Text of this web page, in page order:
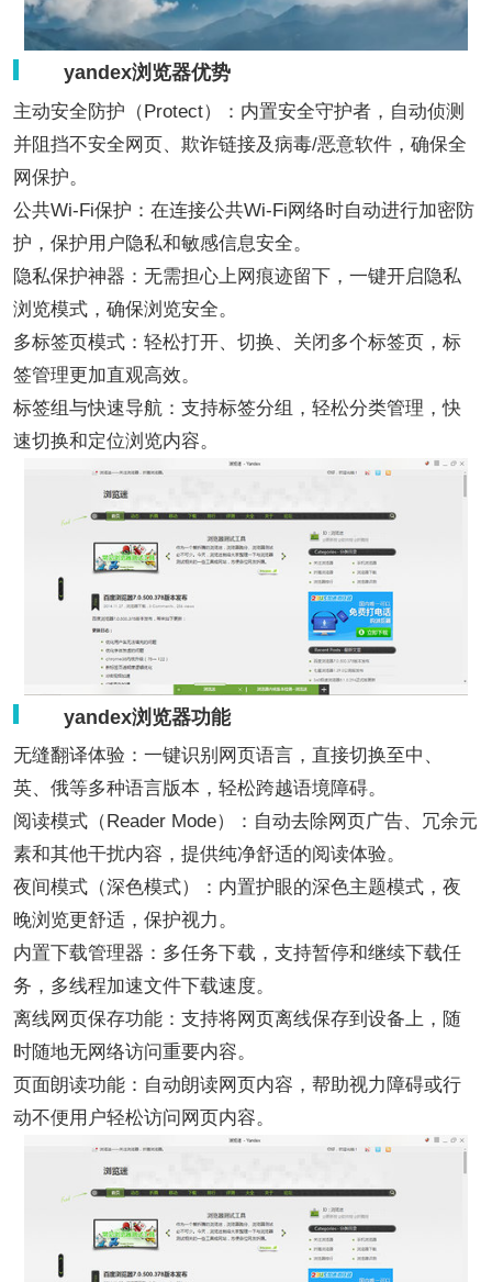
yandex浏览器优势
主动安全防护（Protect）：内置安全守护者，自动侦测
并阻挡不安全网页、欺诈链接及病毒/恶意软件，确保全
网保护。
公共Wi-Fi保护：在连接公共Wi-Fi网络时自动进行加密防
护，保护用户隐私和敏感信息安全。
隐私保护神器：无需担心上网痕迹留下，一键开启隐私
浏览模式，确保浏览安全。
多标签页模式：轻松打开、切换、关闭多个标签页，标
签管理更加直观高效。
标签组与快速导航：支持标签分组，轻松分类管理，快
速切换和定位浏览内容。
yandex浏览器功能
无缝翻译体验：一键识别网页语言，直接切换至中、
英、俄等多种语言版本，轻松跨越语境障碍。
阅读模式（Reader Mode）：自动去除网页广告、冗余元
素和其他干扰内容，提供纯净舒适的阅读体验。
夜间模式（深色模式）：内置护眼的深色主题模式，夜
晚浏览更舒适，保护视力。
内置下载管理器：多任务下载，支持暂停和继续下载任
务，多线程加速文件下载速度。
离线网页保存功能：支持将网页离线保存到设备上，随
时随地无网络访问重要内容。
页面朗读功能：自动朗读网页内容，帮助视力障碍或行
动不便用户轻松访问网页内容。